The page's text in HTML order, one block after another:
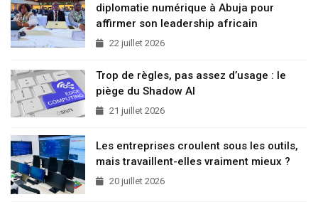
diplomatie numérique à Abuja pour
affirmer son leadership africain
22 juillet 2026
Trop de règles, pas assez d’usage : le
piège du Shadow AI
21 juillet 2026
Les entreprises croulent sous les outils,
mais travaillent-elles vraiment mieux ?
20 juillet 2026